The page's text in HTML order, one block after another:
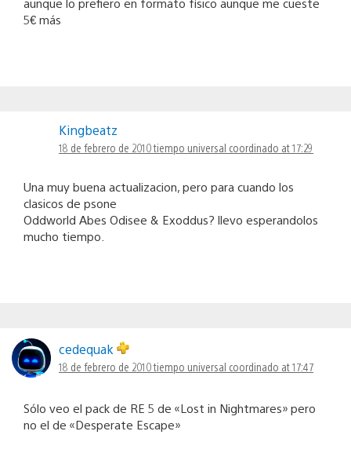
5€ más
Kingbeatz
18 de febrero de 2010 tiempo universal coordinado at 17:29
Una muy buena actualizacion, pero para cuando los
clasicos de psone
Oddworld Abes Odisee & Exoddus? llevo esperandolos
mucho tiempo.
cedequak
18 de febrero de 2010 tiempo universal coordinado at 17:47
Sólo veo el pack de RE 5 de «Lost in Nightmares» pero
no el de «Desperate Escape»